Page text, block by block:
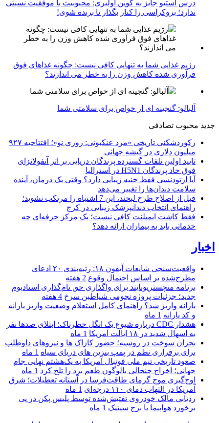
درس استیو جابز به کوین اولیری: محبوبیت با موفقیت نسبتی
ندارد؛ بروکراسی را کنار بگذار تا برنده شوی!
رژیم غذایی شما به تنهایی کافی نیست: چگونه غذاهای فوق
فرآوری شده کاهش وزن را به خطر می اندازند؟
آلبالو: گنجینه ای از خواص برای سلامتی شما
جدید محبوب تصادفی
رکوردشکنی تاریخی «مرد عنکبوتی: روزی نو»؛ افتتاحیه ۹۲۷
میلیون دلاری در گیشه جهانی
تایید اولین تلفات گسترده پرندگان دریایی بر اثر آنفولانزای
فوق حاد پرندگان H5N1 در استرالیا
آیا ارتودنسی فقط جنبه زیبایی دارد؟ وقتی یک درمان، آینده
سلامت دندان‌ها را تغییر می‌دهد
قبل از اصلاح طرح لبخند، این 7 اشتباه را مرتکب نشوید؛
راهنمای انتخاب دندانپزشک زیبایی در کرج
فقط کاشت ایمپلنت کافی نیست؛ یک مرکز حرفه‌ای چه
خدماتی باید به بیماران ارائه دهد؟
اخبار
واقعیت‌سنجی شایعات آیفون ۱۸: رتبه‌بندی ۲۰ ادعای
مطرح‌شده بر اساس احتمال وقوع 2 هفته
برنامه منچستریونایتد برای واگذاری حق نام‌گذاری استادیوم
جدید؛ جزئیات پروژه نجومی شیاطین سرخ 4 هفته
یارانه واریز شد؟ راهنمای کامل استعلام وضعیت واریز یارانه
و کد یارانه 1 ماه
هشدار CDC درباره شیوع یک انگل خطرناک؛ ابتلای صدها نفر
به اسهال شدید در ۱۸ ایالت آمریکا
1 ماه
بحران سوخت در روسیه؛ حضور کازاک‌ ها و نیروهای داوطلب
برای برقراری نظم در پمپ بنزین‌ های دریای سیاه 1 ماه
صعود تاریخی تیم ملی فوتبال آمریکا به یک‌هشتم نهایی جام
جهانی؛ اخراج جنجالی بالوگون طعم برد را تلخ کرد 1 ماه
اوج‌گیری موج گرمای طاقت‌فرسا در آستانه تعطیلات؛ شرق
آمریکا در التهاب دمای ۱۱۰ درجه‌ای
1 ماه
ردیابی مالک خودروی تفتیش‌شده توسط پلیس پکن در پی
برخورد هواپیما با برج سیتیک 1 ماه